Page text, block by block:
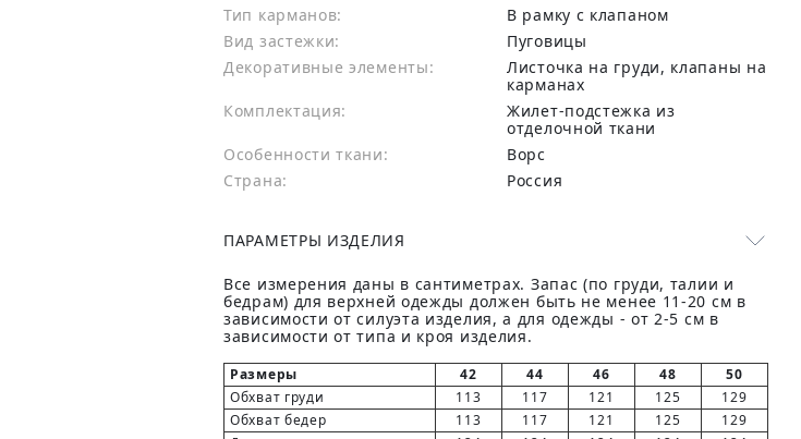
Тип карманов:
В рамку с клапаном
Вид застежки:
Пуговицы
Декоративные элементы:
Листочка на груди, клапаны на
карманах
Комплектация:
Жилет-подстежка из
отделочной ткани
Особенности ткани:
Ворс
Страна:
Россия
ПАРАМЕТРЫ ИЗДЕЛИЯ
Все измерения даны в сантиметрах. Запас (по груди, талии и
бедрам) для верхней одежды должен быть не менее 11-20 см в
зависимости от силуэта изделия, а для одежды - от 2-5 см в
зависимости от типа и кроя изделия.
Размеры 42 44 46 48
50
Обхват груди
113 117 121 125
129
Обхват бедер
113 117 121 125
129